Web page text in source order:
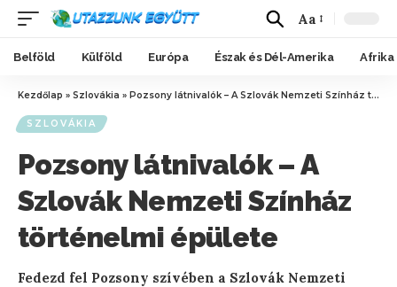
Aa
Belföld Külföld Európa Észak és Dél-Amerika Afrika
Kezdőlap » Szlovákia » Pozsony látnivalók – A Szlovák Nemzeti Színház történelmi épülete
SZLOVÁKIA
Pozsony látnivalók – A
Szlovák Nemzeti Színház
történelmi épülete
Fedezd fel Pozsony szívében a Szlovák Nemzeti